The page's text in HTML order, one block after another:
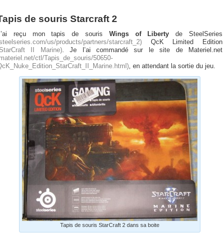
de souris Starcraft 2
reçu mon tapis de souris Wings of Liberty de SteelSeries
us/products/partners/starcraft_2) QcK Limited Edition
II Marine). Je l’ai commandé sur le site de Materiel.net
ctl/Tapis_de_souris/50650-
, en attendant la sortie du jeu.
Tapis de souris StarCraft 2 dans sa boite